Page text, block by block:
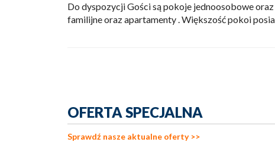
Do dyspozycji Gości są pokoje jednoosobowe
familijne oraz apartamenty . Większość pokoi
OFERTA SPECJALNA
Sprawdź nasze aktualne oferty >>